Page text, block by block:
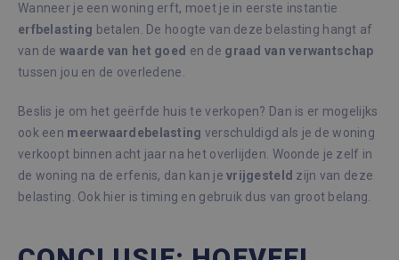
Wanneer je een woning erft, moet je in eerste instantie
erfbelasting betalen. De hoogte van deze belasting hangt af
van de waarde van het goed en de graad van verwantschap
tussen jou en de overledene.
Beslis je om het geërfde huis te verkopen? Dan is er mogelijks
ook een meerwaardebelasting verschuldigd als je de woning
verkoopt binnen acht jaar na het overlijden. Woonde je zelf in
de woning na de erfenis, dan kan jevrijgesteld zijn van deze
belasting. Ook hier is timing en gebruik dus van groot belang.